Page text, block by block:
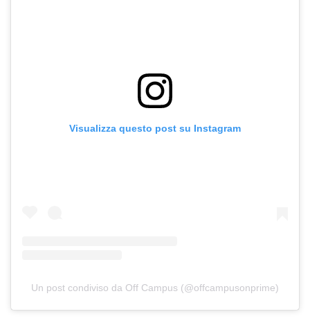
Visualizza questo post su Instagram
Un post condiviso da Off Campus (@offcampusonprime)